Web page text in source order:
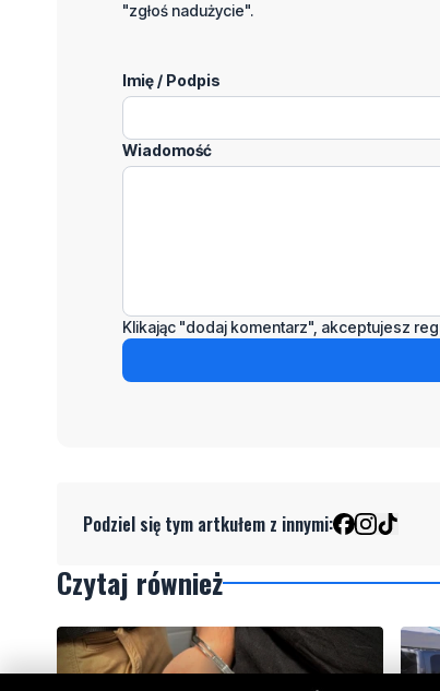
"zgłoś nadużycie".
Imię / Podpis
Wiadomość
Klikając "dodaj komentarz", akceptujesz
Podziel się tym artkułem z innymi:
Czytaj również